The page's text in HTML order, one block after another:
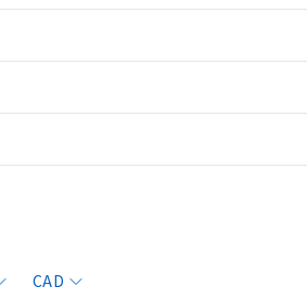
CAD